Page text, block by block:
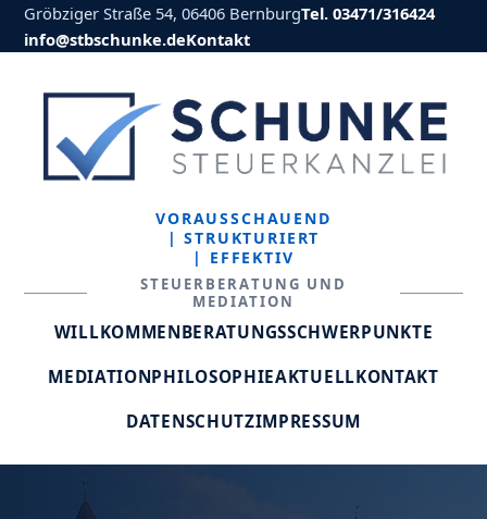
Gröbziger Straße 54, 06406 BernburgTel. 03471/316424
info@stbschunke.deKontakt
VORAUSSCHAUEND
| STRUKTURIERT
| EFFEKTIV
STEUERBERATUNG UND
MEDIATION
WILLKOMMENBERATUNGSSCHWERPUNKTE
MEDIATIONPHILOSOPHIEAKTUELLKONTAKT
DATENSCHUTZIMPRESSUM